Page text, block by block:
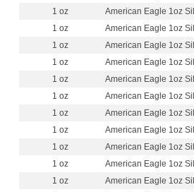
1 oz
American Eagle 1oz
1 oz
American Eagle 1oz
1 oz
American Eagle 1oz
1 oz
American Eagle 1oz
1 oz
American Eagle 1oz
1 oz
American Eagle 1oz
1 oz
American Eagle 1oz
1 oz
American Eagle 1oz
1 oz
American Eagle 1oz
1 oz
American Eagle 1oz
1 oz
American Eagle 1oz